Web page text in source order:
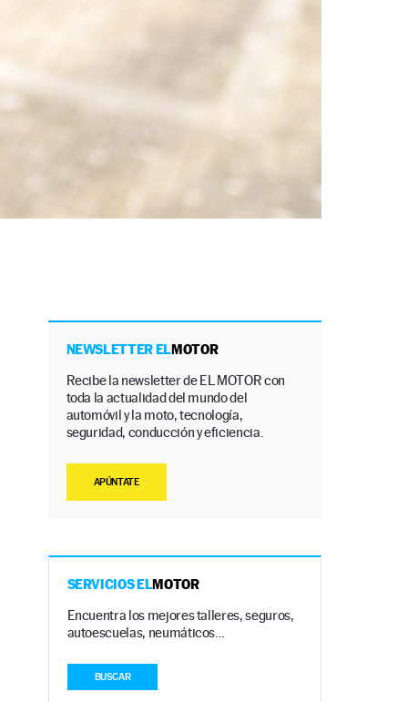
NEWSLETTER ELMOTOR
Recibe la newsletter de EL MOTOR con
toda la actualidad del mundo del
automóvil y la moto, tecnología,
seguridad, conducción y eficiencia.
APÚNTATE
SERVICIOS ELMOTOR
Encuentra los mejores talleres, seguros,
autoescuelas, neumáticos…
BUSCAR